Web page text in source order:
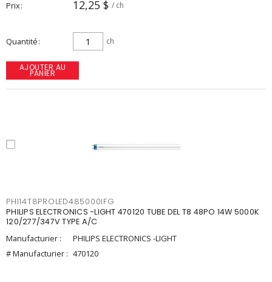
Prix 12,25 $ / ch
Quantité ch
AJOUTER AU
PANIER
PHI14T8PROLED485000IFG
PHILIPS ELECTRONICS -LIGHT 470120 TUBE DEL T8 48PO 14W 5000K
120/277/347V TYPE A/C
Manufacturier :
PHILIPS ELECTRONICS -LIGHT
# Manufacturier : 470120